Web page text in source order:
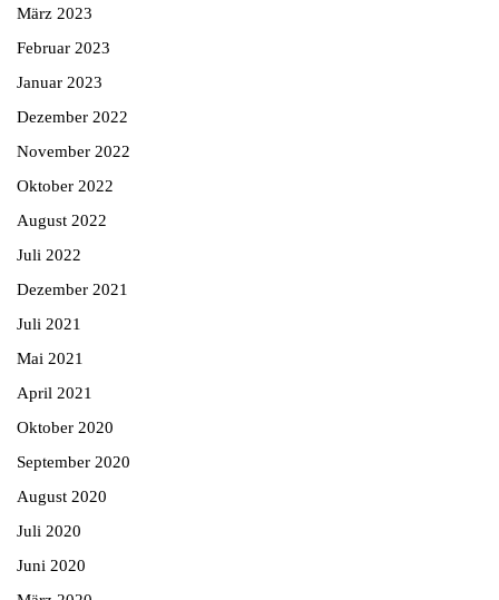
März 2023
Februar 2023
Januar 2023
Dezember 2022
November 2022
Oktober 2022
August 2022
Juli 2022
Dezember 2021
Juli 2021
Mai 2021
April 2021
Oktober 2020
September 2020
August 2020
Juli 2020
Juni 2020